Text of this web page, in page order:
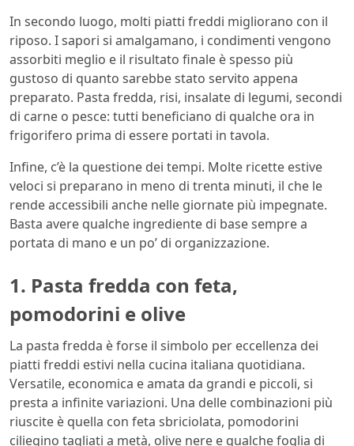
In secondo luogo, molti piatti freddi migliorano con il
riposo. I sapori si amalgamano, i condimenti vengono
assorbiti meglio e il risultato finale è spesso più
gustoso di quanto sarebbe stato servito appena
preparato. Pasta fredda, risi, insalate di legumi, secondi
di carne o pesce: tutti beneficiano di qualche ora in
frigorifero prima di essere portati in tavola.
Infine, c’è la questione dei tempi. Molte ricette estive
veloci si preparano in meno di trenta minuti, il che le
rende accessibili anche nelle giornate più impegnate.
Basta avere qualche ingrediente di base sempre a
portata di mano e un po’ di organizzazione.
1. Pasta fredda con feta,
pomodorini e olive
La pasta fredda è forse il simbolo per eccellenza dei
piatti freddi estivi nella cucina italiana quotidiana.
Versatile, economica e amata da grandi e piccoli, si
presta a infinite variazioni. Una delle combinazioni più
riuscite è quella con feta sbriciolata, pomodorini
ciliegino tagliati a metà, olive nere e qualche foglia di